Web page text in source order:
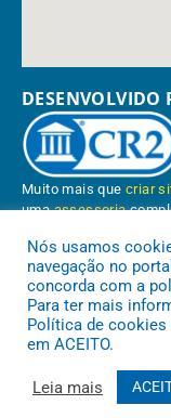
DESENVOLVIDO
Muito mais quecriar
umaassessoria
Conheça oPNTP e o
Nós usamos
navegação no
concorda com a
Para ter mais
Política de cookies
em ACEITO.
Leia mais